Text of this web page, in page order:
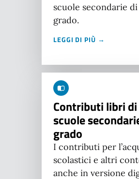
scuole secondarie
grado.
LEGGI DI PIÙ →
Contributi libri
scuole
grado
I contributi per
scolastici e altri
anche in versione